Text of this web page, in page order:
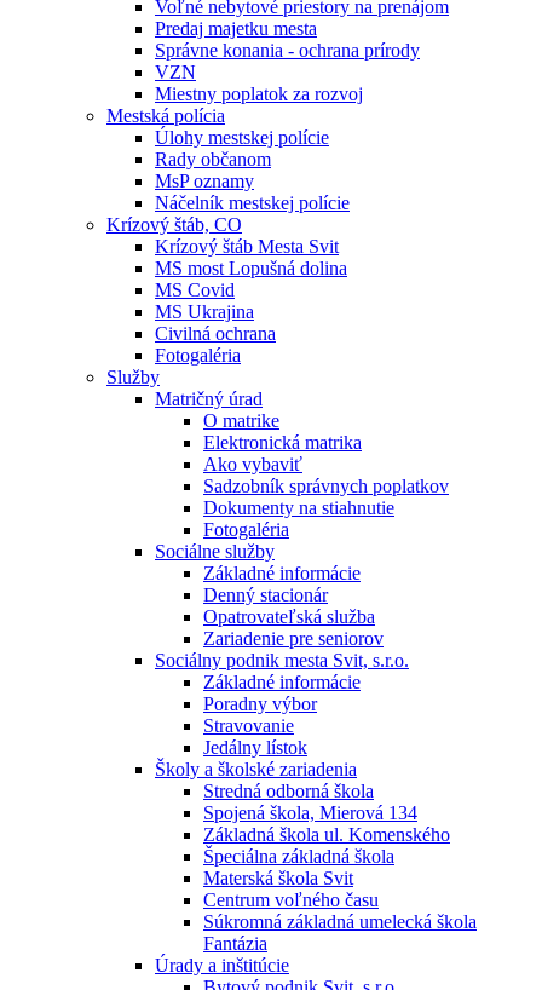
Voľné nebytové priestory na prenájom
Predaj majetku mesta
Správne konania - ochrana prírody
VZN
Miestny poplatok za rozvoj
Mestská polícia
Úlohy mestskej polície
Rady občanom
MsP oznamy
Náčelník mestskej polície
Krízový štáb, CO
Krízový štáb Mesta Svit
MS most Lopušná dolina
MS Covid
MS Ukrajina
Civilná ochrana
Fotogaléria
Služby
Matričný úrad
O matrike
Elektronická matrika
Ako vybaviť
Sadzobník správnych poplatkov
Dokumenty na stiahnutie
Fotogaléria
Sociálne služby
Základné informácie
Denný stacionár
Opatrovateľská služba
Zariadenie pre seniorov
Sociálny podnik mesta Svit, s.r.o.
Základné informácie
Poradny výbor
Stravovanie
Jedálny lístok
Školy a školské zariadenia
Stredná odborná škola
Spojená škola, Mierová 134
Základná škola ul. Komenského
Špeciálna základná škola
Materská škola Svit
Centrum voľného času
Súkromná základná umelecká škola
Fantázia
Úrady a inštitúcie